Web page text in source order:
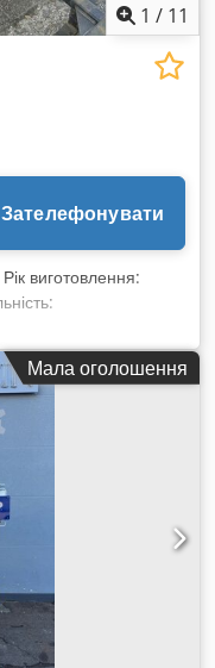
1 / 11
Зателефонувати
Рік виготовлення:
к.с.)
4, загальна вага:555
Deere Модель:
2017
(кВт): 102
Дизель Розміри
555 Кількість
Двигун для
Мала оголошення